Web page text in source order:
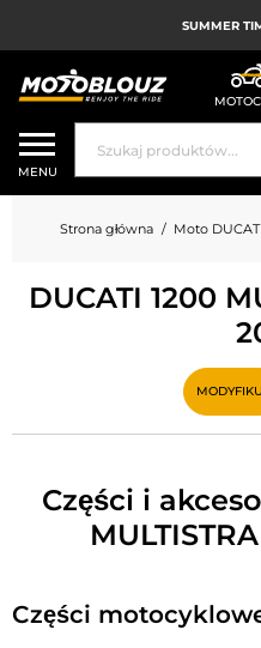
SUMMER
KASK
ODZIEŻ
UBRANIA
MX; ENDURO I
HIGH-TECH
PODUSZKA
AKCESORIA
ODZIEŻ
MENU
Strona główna Moto DUCATI
DUCATI 1200
Części i
Części